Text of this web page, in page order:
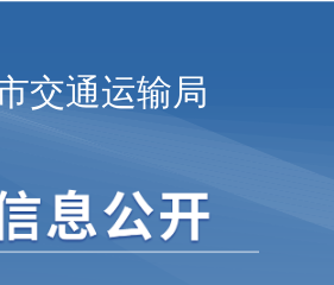
交通运输局